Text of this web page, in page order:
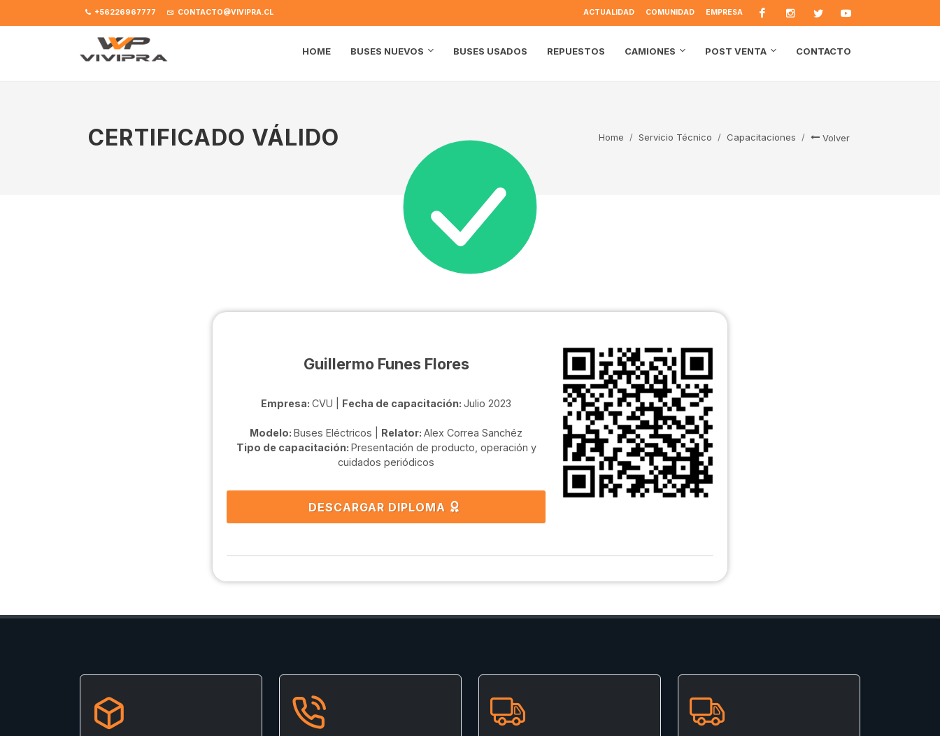
+56226967777 CONTACTO@VIVIPRA.CL ACTUALIDAD COMUNIDAD EMPRESA
HOME BUSES NUEVOS BUSES USADOS REPUESTOS CAMIONES POST VENTA CONTACTO
CERTIFICADO VÁLIDO Home Servicio Técnico Capacitaciones Volver
Guillermo Funes Flores
Empresa: CVU | Fecha de capacitación: Julio 2023
Modelo: Buses Eléctricos | Relator: Alex Correa Sanchéz
Tipo de capacitación: Presentación de producto, operación y
cuidados periódicos
DESCARGAR DIPLOMA